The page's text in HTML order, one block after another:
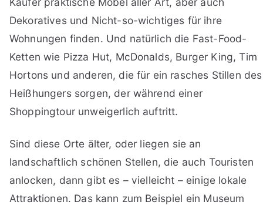
Dekoratives und Nicht-so-wichtiges für ihre
Wohnungen finden. Und natürlich die Fast-Food-
Ketten wie Pizza Hut, McDonalds, Burger King, Tim
Hortons und anderen, die für ein rasches Stillen des
Heißhungers sorgen, der während einer
Shoppingtour unweigerlich auftritt.
Sind diese Orte älter, oder liegen sie an
landschaftlich schönen Stellen, die auch Touristen
anlocken, dann gibt es – vielleicht – einige lokale
Attraktionen. Das kann zum Beispiel ein Museum